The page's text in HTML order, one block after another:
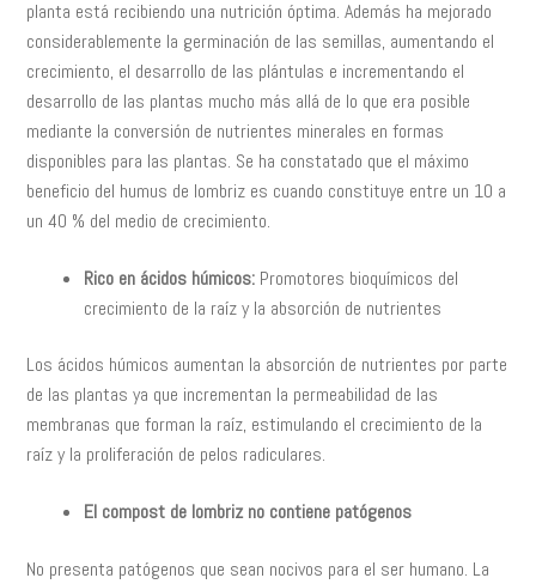
planta está recibiendo una nutrición óptima. Además ha mejorado
considerablemente la germinación de las semillas, aumentando el
crecimiento, el desarrollo de las plántulas e incrementando el
desarrollo de las plantas mucho más allá de lo que era posible
mediante la conversión de nutrientes minerales en formas
disponibles para las plantas. Se ha constatado que el máximo
beneficio del humus de lombriz es cuando constituye entre un 10 a
un 40 % del medio de crecimiento.
Rico en ácidos húmicos: Promotores bioquímicos del
crecimiento de la raíz y la absorción de nutrientes
Los ácidos húmicos aumentan la absorción de nutrientes por parte
de las plantas ya que incrementan la permeabilidad de las
membranas que forman la raíz, estimulando el crecimiento de la
raíz y la proliferación de pelos radiculares.
El compost de lombriz no contiene patógenos
No presenta patógenos que sean nocivos para el ser humano. La